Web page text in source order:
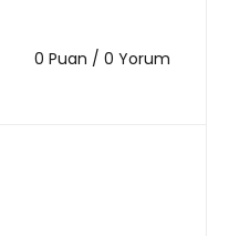
0 Puan / 0 Yorum